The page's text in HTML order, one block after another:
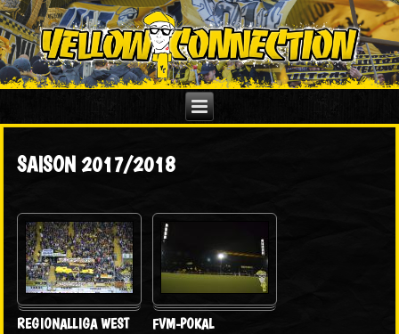
SAISON 2017/2018
REGIONALLIGA WEST FVM-POKAL